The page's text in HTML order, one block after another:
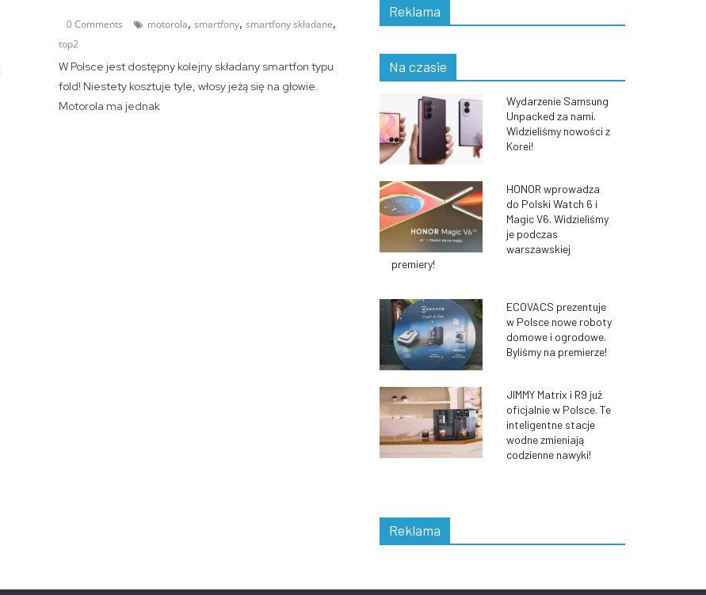
0 Comments motorola,smartfony,smartfony składane,
top2
W Polsce jest dostępny kolejny składany smartfon typu
fold! Niestety kosztuje tyle, włosy jeżą się na głowie.
Motorola ma jednak
Reklama
Na czasie
Wydarzenie Samsung
Unpacked za nami.
Widzieliśmy nowości z
Korei!
HONOR wprowadza
do Polski Watch 6 i
Magic V6. Widzieliśmy
je podczas
warszawskiej
premiery!
ECOVACS prezentuje
w Polsce nowe roboty
domowe i ogrodowe.
Byliśmy na premierze!
JIMMY Matrix i R9 już
oficjalnie w Polsce. Te
inteligentne stacje
wodne zmieniają
codzienne nawyki!
Reklama